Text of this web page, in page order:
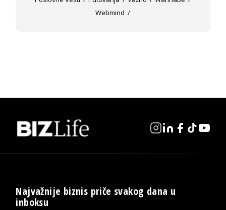
Webmind
Najvažnije biznis priče svakog dana u
inboksu